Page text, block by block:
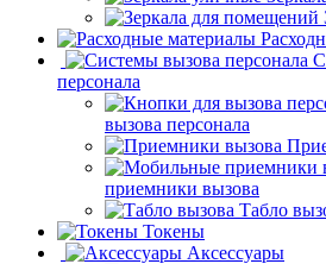
персонала
вызова персонала
приемники вызова
Табло
Токены
Аксессуары